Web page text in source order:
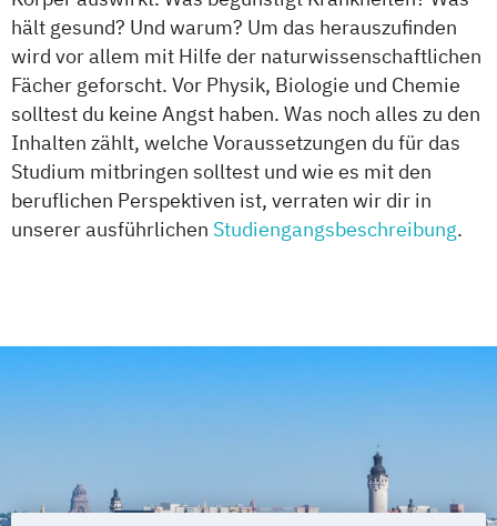
hält gesund? Und warum? Um das herauszufinden
wird vor allem mit Hilfe der naturwissenschaftlichen
Fächer geforscht. Vor Physik, Biologie und Chemie
solltest du keine Angst haben. Was noch alles zu den
Inhalten zählt, welche Voraussetzungen du für das
Studium mitbringen solltest und wie es mit den
beruflichen Perspektiven ist, verraten wir dir in
unserer ausführlichen Studiengangsbeschreibung.